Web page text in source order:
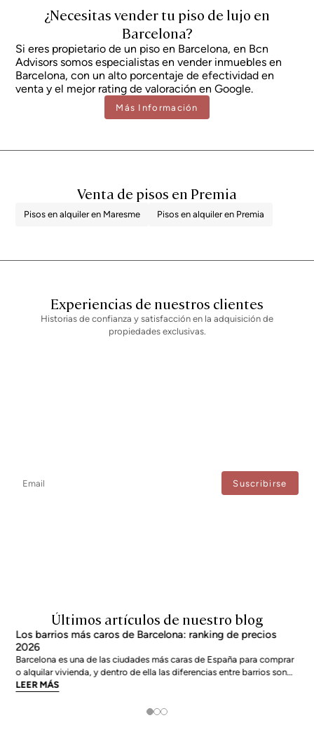
¿Necesitas vender tu piso de lujo en
Barcelona?
Si eres propietario de un piso en Barcelona, en Bcn
Advisors somos especialistas en vender inmuebles en
Barcelona, con un alto porcentaje de efectividad en
venta y el mejor rating de valoración en Google.
Más Información
Venta de pisos en Premia
Pisos en alquiler en Maresme Pisos en alquiler en Premia
Experiencias de nuestros clientes
Historias de confianza y satisfacción en la adquisición de
propiedades exclusivas.
Últimos artículos de nuestro blog
Los barrios más caros de Barcelona: ranking de precios
2026
Barcelona es una de las ciudades más caras de España para comprar
o alquilar vivienda, y dentro de ella las diferencias entre barrios son
enormes. El precio medio de la ciudad se sitúa en torno a los 5.269
LEER MÁS